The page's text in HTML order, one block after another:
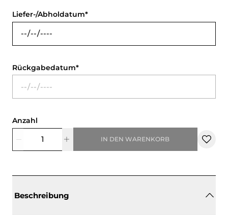
Liefer-/Abholdatum
Rückgabedatum
Anzahl
IN DEN WARENKORB
Beschreibung